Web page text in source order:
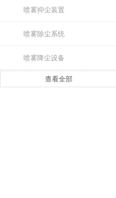
喷雾抑尘装置
喷雾除尘系统
喷雾降尘设备
查看全部